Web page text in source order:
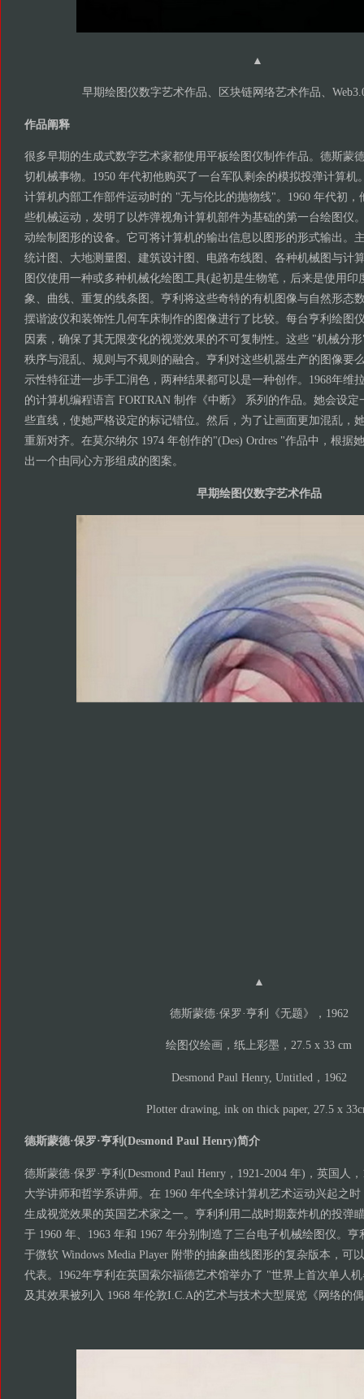
▲
早期绘图仪数字艺术作品、区块链网络艺术作品、
作品阐释
很多早期的生成式数字艺术家都使用平板绘图仪制作作品。德斯蒙
切机械事物。1950 年代初他购买了一台军队剩余的模拟投弹计算机
计算机内部工作部件运动时的 "无与伦比的抛物线"。1960 年代初，
些机械运动，发明了以炸弹视角计算机部件为基础的第一台绘图仪
动绘制图形的设备。它可将计算机的输出信息以图形的形式输出。
统计图、大地测量图、建筑设计图、电路布线图、各种机械图与计
图仪使用一种或多种机械化绘图工具(起初是生物笔，后来是使用印
象、曲线、重复的线条图。亨利将这些奇特的有机图像与自然形态
摆谐波仪和装饰性几何车床制作的图像进行了比较。每台亨利绘图
因素，确保了其无限变化的视觉效果的不可复制性。这些 "机械分
秩序与混乱、规则与不规则的融合。亨利对这些机器生产的图像要
示性特征进一步手工润色，两种结果都可以是一种创作。1968年维
的计算机编程语言 FORTRAN 制作《中断》 系列的作品。她会设
些直线，使她严格设定的标记错位。然后，为了让画面更加混乱，
重新对齐。在莫尔纳尔 1974 年创作的"(Des) Ordres "作品中，根据
出一个由同心方形组成的图案。
早期绘图仪数字艺术作品
▲
德斯蒙德·保罗·亨利《无题》，1962
绘图仪绘画，纸上彩墨，27.5 x 33 cm
Desmond Paul Henry, Untitled，1962
Plotter drawing, ink on thick paper, 27.5 x
德斯蒙德·保罗·亨利(Desmond Paul Henry)简介
德斯蒙德·保罗·亨利(Desmond Paul Henry，1921-2004 年)，英国人
大学讲师和哲学系讲师。在 1960 年代全球计算机艺术运动兴起之
生成视觉效果的英国艺术家之一。亨利利用二战时期轰炸机的投弹
于 1960 年、1963 年和 1967 年分别制造了三台电子机械绘图仪。
于微软 Windows Media Player 附带的抽象曲线图形的复杂版本，可
代表。1962年亨利在英国索尔福德艺术馆举办了 "世界上首次单人
及其效果被列入 1968 年伦敦I.C.A的艺术与技术大型展览《网络的